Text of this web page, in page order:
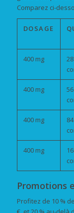
Comparez ci-
DOSAGE
400 mg
28
400 mg
56
400 mg
84
400 mg
Promotions
Profitez de 10 % de